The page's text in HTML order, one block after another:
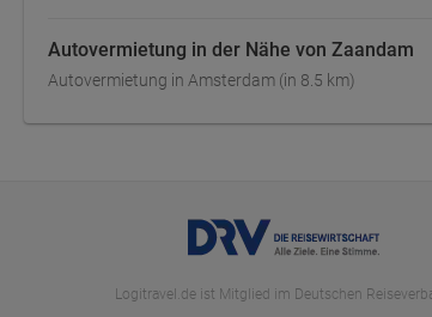
Autovermietung in der Nähe von Zaandam
Autovermietung in Amsterdam (in 8.5 km)
Logitravel.de ist Mitglied im Deutschen